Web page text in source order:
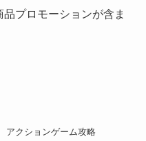
プロモーションが含ま
アクションゲーム攻略